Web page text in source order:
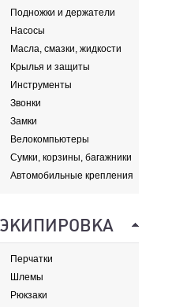
Подножки и держатели
Насосы
Масла, смазки, жидкости
Крылья и защиты
Инструменты
Звонки
Замки
Велокомпьютеры
Сумки, корзины, багажники
и адаптеры
Автомобильные крепления
ЭКИПИРОВКА
Перчатки
Шлемы
Рюкзаки